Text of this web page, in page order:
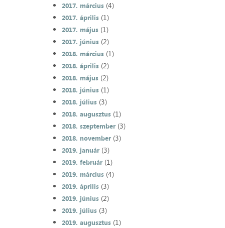
2017. március(4)
2017. április(1)
2017. május(1)
2017. június(2)
2018. március(1)
2018. április(2)
2018. május(2)
2018. június(1)
2018. július(3)
2018. augusztus(1)
2018. szeptember(3)
2018. november(3)
2019. január(3)
2019. február(1)
2019. március(4)
2019. április(3)
2019. június(2)
2019. július(3)
2019. augusztus(1)